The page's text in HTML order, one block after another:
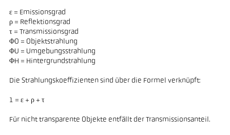
ε = Emissionsgrad
ρ = Reflektionsgrad
τ = Transmissionsgrad
ΦO = Objektstrahlung
ΦU = Umgebungsstrahlung
ΦH = Hintergrundstrahlung
Die Strahlungskoeffizienten sind über die Formel verknüpft:
1 = ε + ρ + τ
Für nicht transparente Objekte entfällt der Transmissionsanteil.